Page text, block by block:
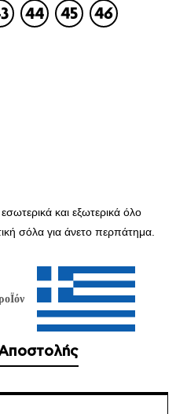
και εξωτερικά όλο
σόλα για άνετο περπάτημα.